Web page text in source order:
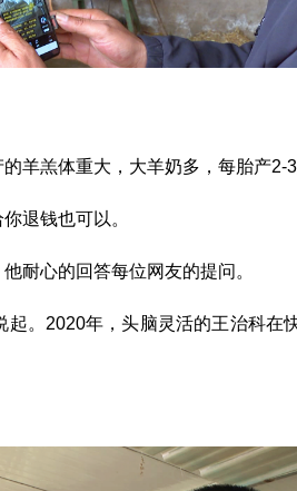
羊羔体重大，大羊奶多，每胎产2-3
退钱也可以。
耐心的回答每位网友的提问。
。2020年，头脑灵活的王治科